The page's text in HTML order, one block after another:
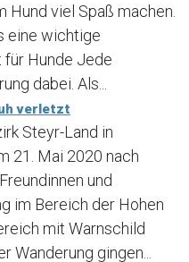
Hund viel Spaß machen.
eine wichtige
für Hunde Jede
dabei. Als...
verletzt
Steyr-Land in
21. Mai 2020 nach
und
im Bereich der Hohen
mit Warnschild
Wanderung gingen...